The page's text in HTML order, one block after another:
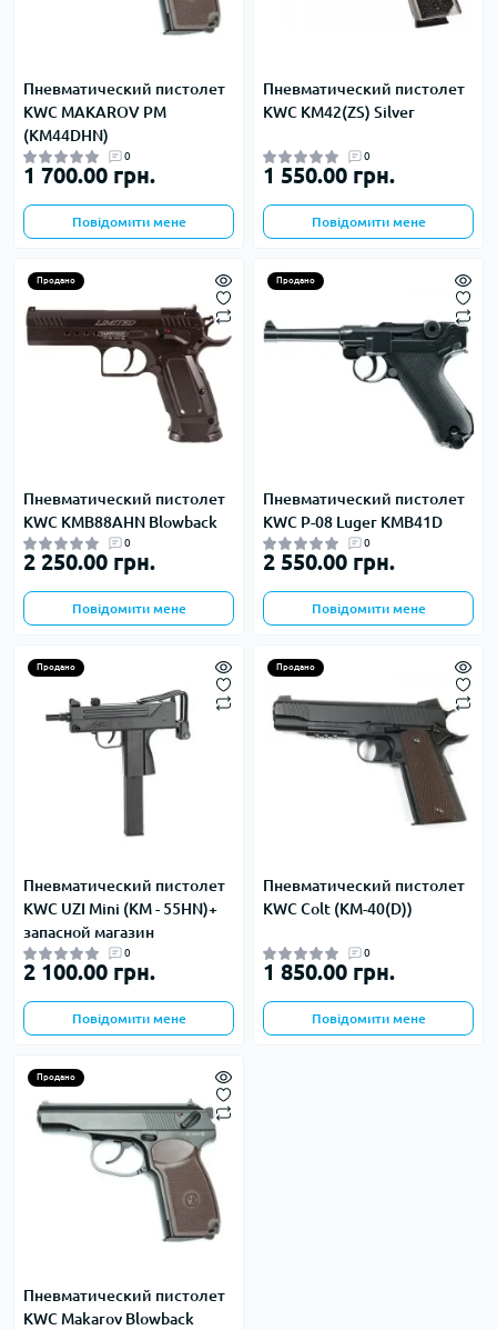
Пневматический пистолет
KWC MAKAROV PM
(KM44DHN)
0
1 700.00 грн.
Повідомити мене
Пневматический пистолет
KWC KM42(ZS) Silver
0
1 550.00 грн.
Повідомити мене
Продано
Пневматический пистолет
KWC KMB88AHN Blowback
0
2 250.00 грн.
Повідомити мене
Продано
Пневматический пистолет
KWC P-08 Luger KMB41D
0
2 550.00 грн.
Повідомити мене
Продано
Пневматический пистолет
KWC UZI Mini (KM - 55HN)+
запасной магазин
0
2 100.00 грн.
Повідомити мене
Продано
Пневматический пистолет
KWC Сolt (KM-40(D))
0
1 850.00 грн.
Повідомити мене
Продано
Пневматический пистолет
KWC Makarov Blowback